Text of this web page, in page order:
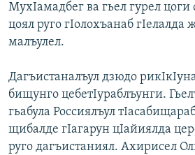
МухIамадбег ва гьел гурел
цоял руго гIолохъанаб
малъулел.
Дагъистаналъул дзюдо
бищунго цебетIураблъунги.
гьабула Россиялъул
щибалде гIагарун цIайиялда
руго дагъистаниял. Ахирисел